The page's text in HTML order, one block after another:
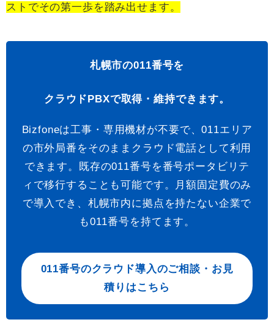
ストでその第一歩を踏み出せます。
札幌市の011番号を
クラウドPBXで取得・維持できます。
Bizfoneは工事・専用機材が不要で、011エリア
の市外局番をそのままクラウド電話として利用
できます。既存の011番号を番号ポータビリテ
ィで移行することも可能です。月額固定費のみ
で導入でき、札幌市内に拠点を持たない企業で
も011番号を持てます。
011番号のクラウド導入のご相談・お見
積りはこちら